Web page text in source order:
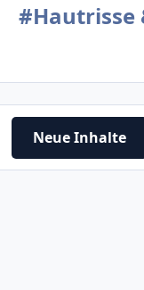
#Hautrisse
Neue Inhalte